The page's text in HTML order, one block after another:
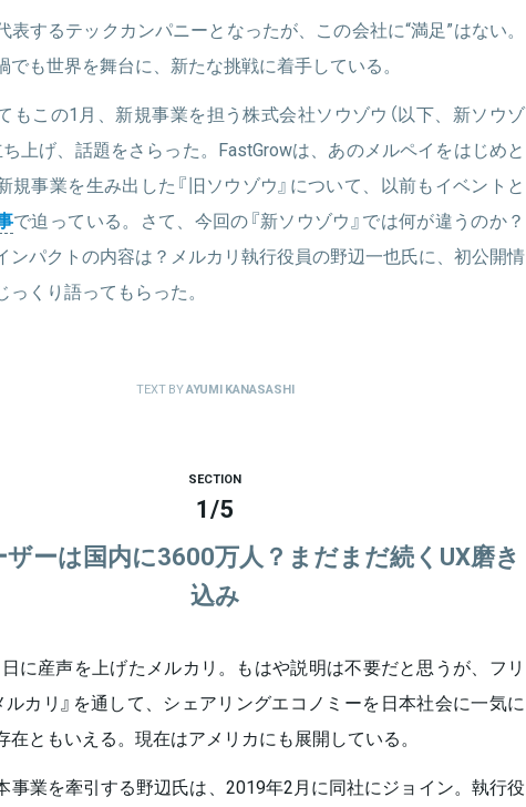
表するテックカンパニーとなったが、この会社に“満足”はない。
でも世界を舞台に、新たな挑戦に着手している。
もこの1月、新規事業を担う株式会社ソウゾウ（以下、新ソウゾ
ち上げ、話題をさらった。FastGrowは、あのメルペイをはじめと
規事業を生み出した『旧ソウゾウ』について、以前もイベントと
で迫っている。さて、今回の『新ソウゾウ』では何が違うのか？
ンパクトの内容は？メルカリ執行役員の野辺一也氏に、初公開情
っくり語ってもらった。
TEXT BYAYUMI KANASASHI
SECTION
1/5
ーは国内に3600万人？まだまだ続くUX磨き
込み
に産声を上げたメルカリ。もはや説明は不要だと思うが、フリ
ルカリ』を通して、シェアリングエコノミーを日本社会に一気に
在ともいえる。現在はアメリカにも展開している。
事業を牽引する野辺氏は、2019年2月に同社にジョイン。執行役